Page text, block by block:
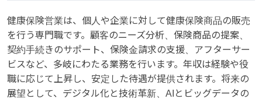
健康保険営業は、個人や企業に対して健康保険商品の販売
を行う専門職です。顧客のニーズ分析、保険商品の提案、
契約手続きのサポート、保険金請求の支援、アフターサー
ビスなど、多岐にわたる業務を行います。年収は経験や役
職に応じて上昇し、安定した待遇が提供されます。将来の
展望として、デジタル化と技術革新、AIとビッグデータの